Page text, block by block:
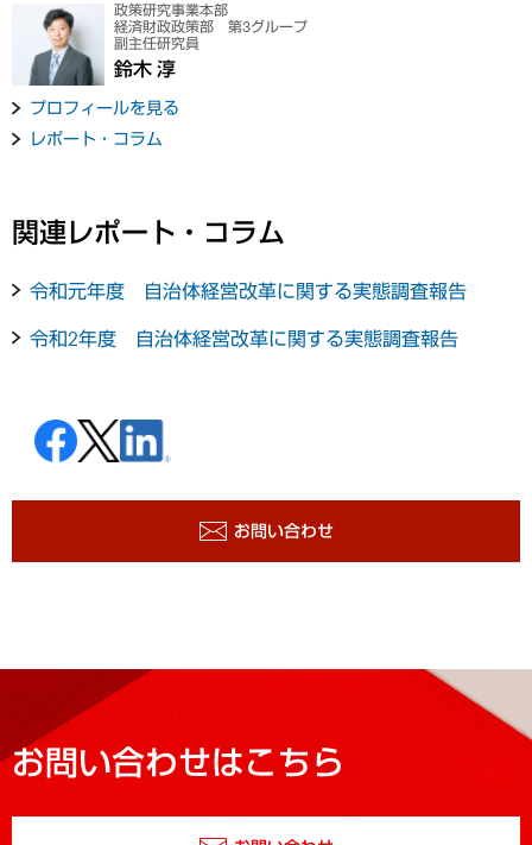
政策研究事業本部
経済財政政策部 第3グループ
副主任研究員
鈴木 淳
プロフィールを見る
レポート・コラム
関連レポート・コラム
令和元年度 自治体経営改革に関する実態調査報告
令和2年度 自治体経営改革に関する実態調査報告
お問い合わせ
お問い合わせはこちら